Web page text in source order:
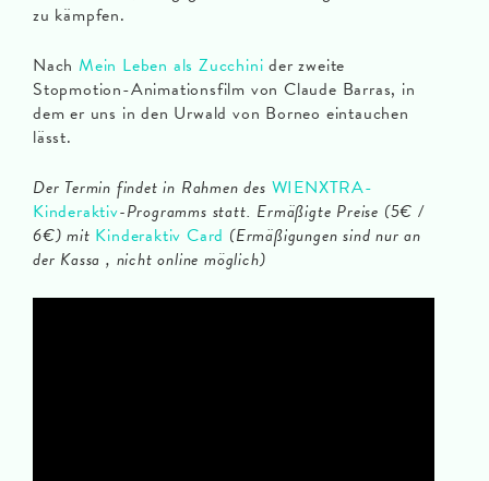
zu kämpfen.
Nach Mein Leben als Zucchini der zweite
Stopmotion-Animationsfilm von Claude Barras, in
dem er uns in den Urwald von Borneo eintauchen
lässt.
Der Termin findet in Rahmen des WIENXTRA-
Kinderaktiv-Programms statt. Ermäßigte Preise (5€ /
6€) mit Kinderaktiv Card (Ermäßigungen sind nur an
der Kassa , nicht online möglich)